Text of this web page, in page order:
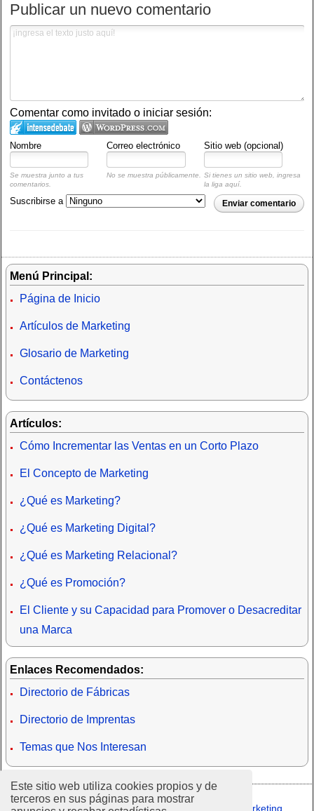
Este sitio web utiliza cookies propios y de
terceros en sus páginas para mostrar
Publicar un nuevo comentario
Comentar como invitado o iniciar sesión:
Nombre Correo electrónico Sitio web (opcional)
Se muestra junto a tus
comentarios.
No se muestra públicamente.
Si tienes un sitio web, ingresa
la liga aquí.
Enviar comentario
Suscribirse a
Menú Principal:
Página de Inicio
Artículos de Marketing
Glosario de Marketing
Contáctenos
Artículos:
Cómo Incrementar las Ventas en un Corto Plazo
El Concepto de Marketing
¿Qué es Marketing?
¿Qué es Marketing Digital?
¿Qué es Marketing Relacional?
¿Qué es Promoción?
El Cliente y su Capacidad para Promover o Desacreditar
una Marca
Enlaces Recomendados:
Directorio de Fábricas
Directorio de Imprentas
Temas que Nos Interesan
©2024 - MarketingIntensivo.com - El Portal de Marketing